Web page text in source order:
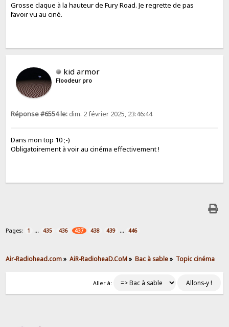
Grosse claque à la hauteur de Fury Road. Je regrette de pas
l’avoir vu au ciné.
kid armor
Floodeur pro
Réponse #6554 le: dim. 2 février 2025, 23:46:44
Dans mon top 10 ;-)
Obligatoirement à voir au cinéma effectivement !
Pages: 1 ... 435 436 437 438 439 ... 446
Air-Radiohead.com» AiR-RadioheaD.CoM» Bac à sable» Topic cinéma
Aller à: